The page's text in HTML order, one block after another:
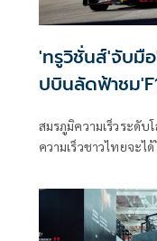
'ทรูวิชั่นส์'จับมื
ปบินลัดฟ้าชม
สมรภูมิความเร็วระดั
ความเร็วชาวไทยจะไ
(beIN SPORTS) เจ้
อันดับหนึ่ง จัดแคมเป
แจกแพ็กเกจทริปบินลั